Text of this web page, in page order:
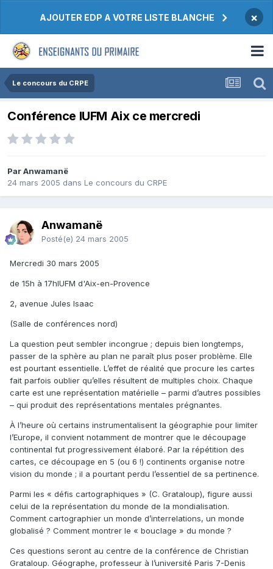
AJOUTER EDP A VOTRE LISTE BLANCHE ×
Le concours du CRPE
Conférence IUFM Aix ce mercredi
Par Anwamanë
24 mars 2005 dans Le concours du CRPE
Anwamanë
Posté(e) 24 mars 2005
Mercredi 30 mars 2005
de 15h à 17hIUFM d'Aix-en-Provence
2, avenue Jules Isaac
(Salle de conférences nord)
La question peut sembler incongrue ; depuis bien longtemps,
passer de la sphère au plan ne paraît plus poser problème. Elle
est pourtant essentielle. L’effet de réalité que procure les cartes
fait parfois oublier qu’elles résultent de multiples choix. Chaque
carte est une représentation matérielle – parmi d’autres possibles
– qui produit des représentations mentales prégnantes.
À l’heure où certains instrumentalisent la géographie pour limiter
l’Europe, il convient notamment de montrer que le découpage
continental fut progressivement élaboré. Par la répétition des
cartes, ce découpage en 5 (ou 6 !) continents organise notre
vision du monde ; il a pourtant perdu l’essentiel de sa pertinence.
Parmi les « défis cartographiques » (C. Grataloup), figure aussi
celui de la représentation du monde de la mondialisation.
Comment cartographier un monde d’interrelations, un monde
globalisé ? Comment montrer le « bouclage » du monde ?
Ces questions seront au centre de la conférence de Christian
Grataloup. Géographe, professeur à l’université Paris 7-Denis